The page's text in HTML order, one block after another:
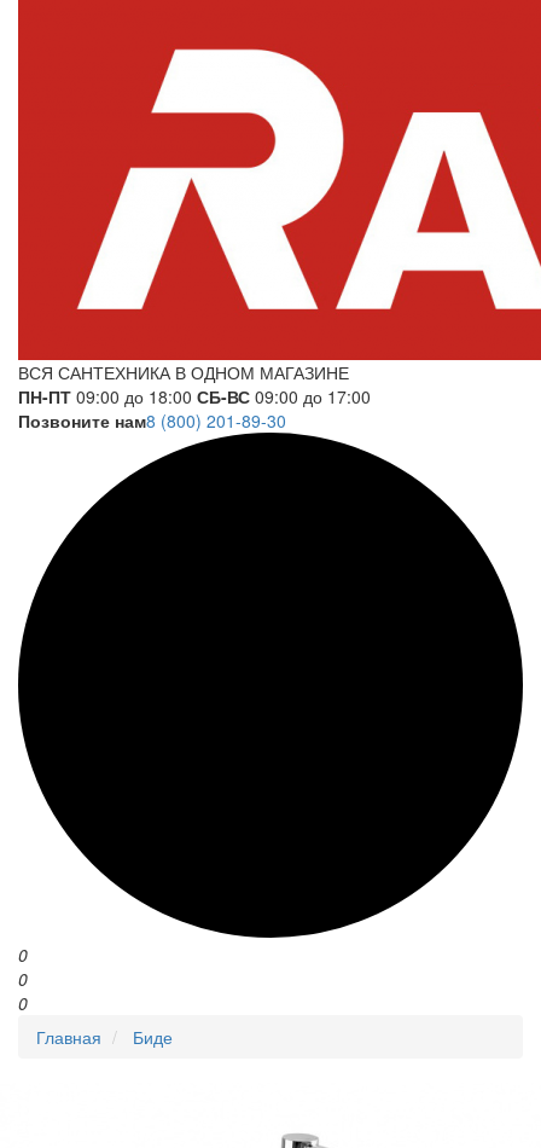
ВСЯ САНТЕХНИКА В ОДНОМ МАГАЗИНЕ
ПН-ПТ 09:00 до 18:00 СБ-ВС 09:00 до 17:00
Позвоните нам8 (800) 201-89-30
0
0
0
Главная
Биде